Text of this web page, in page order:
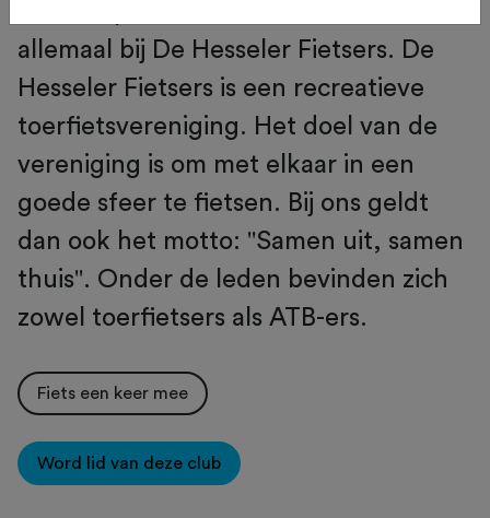
allemaal bij De Hesseler Fietsers. De
Hesseler Fietsers is een recreatieve
toerfietsvereniging. Het doel van de
vereniging is om met elkaar in een
goede sfeer te fietsen. Bij ons geldt
dan ook het motto: "Samen uit, samen
thuis". Onder de leden bevinden zich
zowel toerfietsers als ATB-ers.
Fiets een keer mee
Word lid van deze club